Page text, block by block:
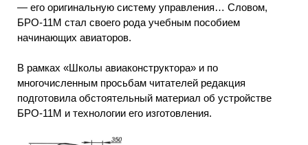
— его оригинальную систему управления… Словом,
БРО-11М стал своего рода учебным пособием
начинающих авиаторов.
В рамках «Школы авиаконструктора» и по
многочисленным просьбам читателей редакция
подготовила обстоятельный материал об устройстве
БРО-11М и технологии его изготовления.